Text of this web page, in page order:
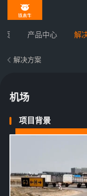
页 产品中心 解
解决方案
机场
项目背景